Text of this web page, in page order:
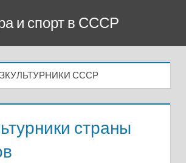
и спорт в СССР
СССР
страны